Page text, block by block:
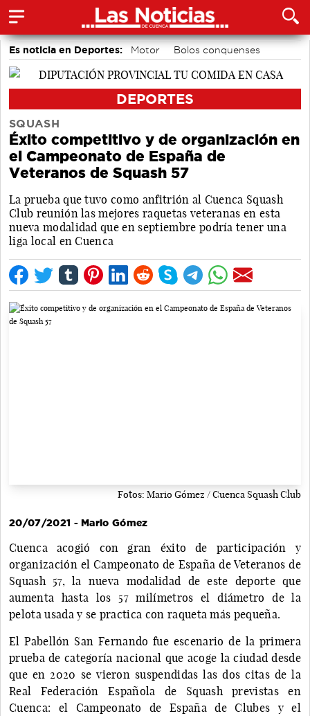
Es noticia en Deportes: Motor
Bolos conquenses
Piragüismo
Fútbol
DEPORTES
SQUASH
Éxito competitivo y de organización en
el Campeonato de España de
Veteranos de Squash 57
La prueba que tuvo como anfitrión al Cuenca Squash
Club reunión las mejores raquetas veteranas en esta
nueva modalidad que en septiembre podría tener una
liga local en Cuenca
Fotos: Mario Gómez / Cuenca Squash Club
20/07/2021 - Mario Gómez
Cuenca acogió con gran éxito de participación y
organización el Campeonato de España de Veteranos de
Squash 57, la nueva modalidad de este deporte que
aumenta hasta los 57 milímetros el diámetro de la
pelota usada y se practica con raqueta más pequeña.
El Pabellón San Fernando fue escenario de la primera
prueba de categoría nacional que acoge la ciudad desde
que en 2020 se vieron suspendidas las dos citas de la
Real Federación Española de Squash previstas en
Cuenca: el Campeonato de España de Clubes y el